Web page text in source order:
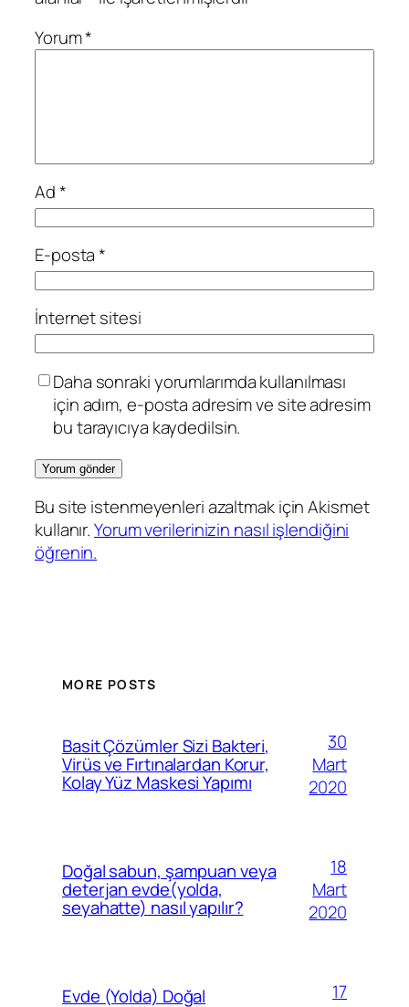
Yorum*
Ad*
E-posta*
İnternet sitesi
Daha sonraki yorumlarımda kullanılması
için adım, e-posta adresim ve site adresim
bu tarayıcıya kaydedilsin.
Bu site istenmeyenleri azaltmak için Akismet
kullanır.Yorum verilerinizin nasıl işlendiğini
öğrenin.
MORE POSTS
Basit Çözümler Sizi Bakteri,
Virüs ve Fırtınalardan Korur,
Kolay Yüz Maskesi Yapımı
30
Mart
2020
Doğal sabun, şampuan veya
deterjan evde(yolda,
seyahatte) nasıl yapılır?
18
Mart
2020
Evde (Yolda) Doğal
17